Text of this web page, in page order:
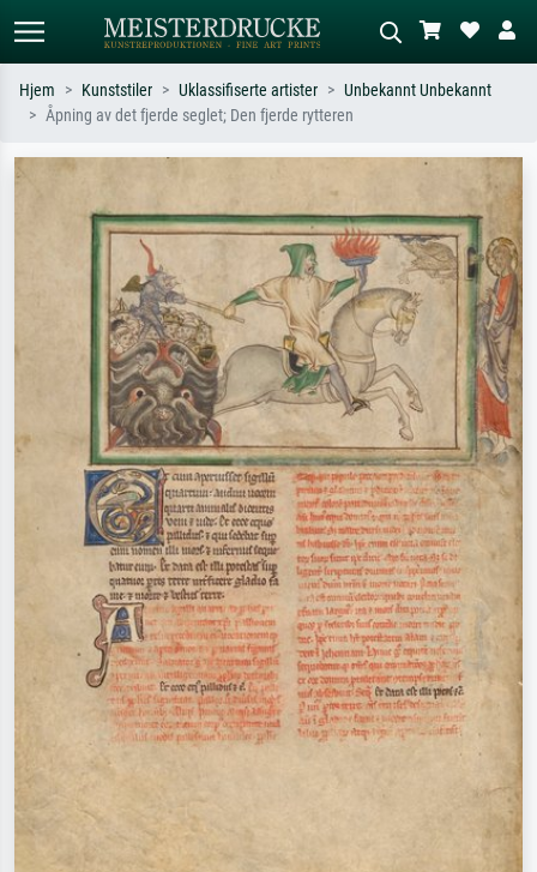
impresjonisme, Hokusai-bølgen, akt.
eng, abstrakt med mye rødt, mørkt
oljemaleri, stående akt ved et tre.
Hjem Kunststiler Uklassifiserte artister
Unbekannt Unbekannt
Åpning av det fjerde seglet; Den fjerde rytteren